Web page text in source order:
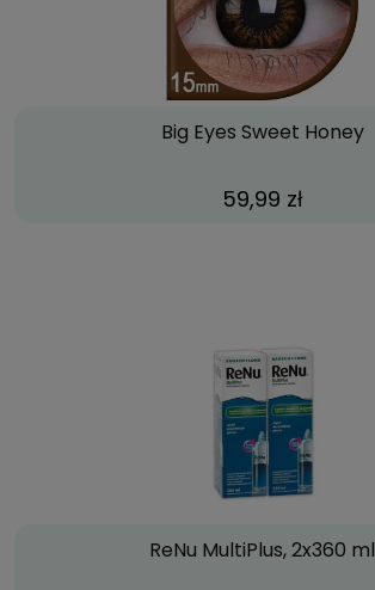
Big Eyes Sweet Honey
59,99 zł
ReNu MultiPlus, 2x360 ml